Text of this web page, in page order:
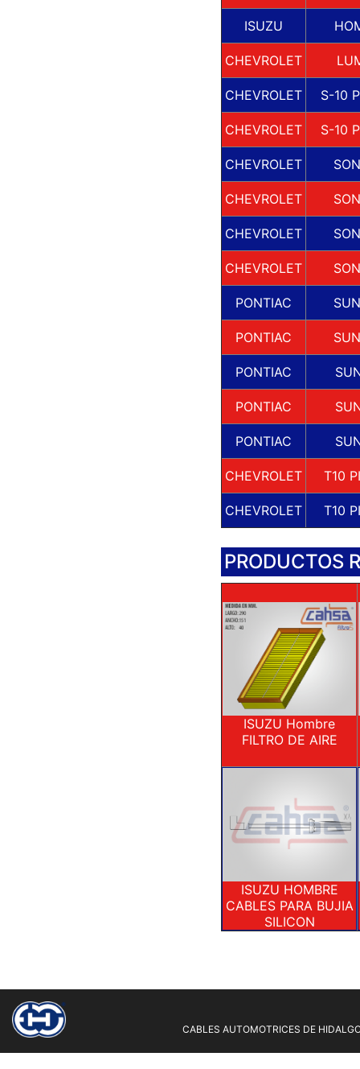
ISUZU
CHEVROLET
CHEVROLET S-10
CHEVROLET S-10
CHEVROLET
CHEVROLET
CHEVROLET
CHEVROLET
PONTIAC
PONTIAC
PONTIAC
PONTIAC
PONTIAC
CHEVROLET T10
CHEVROLET T10
PRODUCTOS
ISUZU Hombre
FILTRO DE AIRE
ISUZU HOMBRE
CABLES PARA BUJIA
SILICON
CABLES AUTOMOTRICES DE